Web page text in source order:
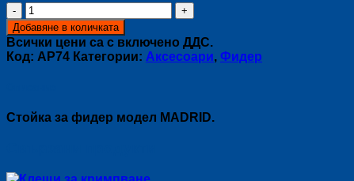
количество
за
Стойка
за
фидер
Добавяне в количката
Всички цени са с включено ДДС.
Код: AP74 Категории: Аксесоари, Фидер
Стойка за фидер модел MADRID.